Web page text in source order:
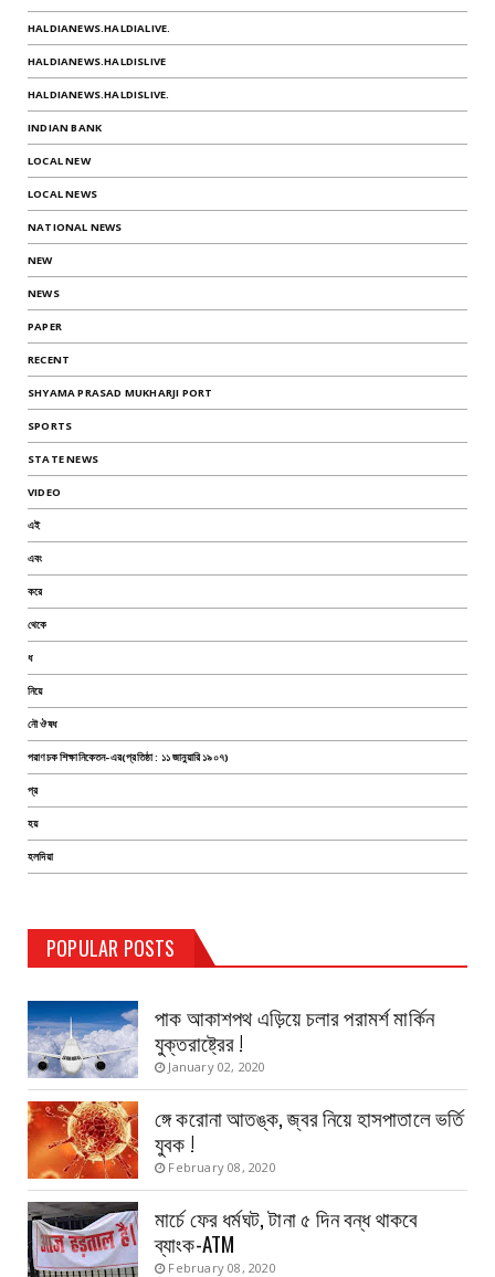
HALDIANEWS.HALDIALIVE.
HALDIANEWS.HALDISLIVE
HALDIANEWS.HALDISLIVE.
INDIAN BANK
LOCAL NEW
LOCAL NEWS
NATIONAL NEWS
NEW
NEWS
PAPER
RECENT
SHYAMA PRASAD MUKHARJI PORT
SPORTS
STATE NEWS
VIDEO
এই
এবং
করে
থেকে
ধ
নিয়ে
নৌ ঔষধ
পরাণচক শিক্ষানিকেতন-এর(প্রতিষ্ঠা : ১১ জানুয়ারি ১৯০৭)
প্র
হয়
হলদিয়া
POPULAR POSTS
TEST PAGE
Haldia Bandar August 14, 2019
পাক আকাশপথ এড়িয়ে চলার পরামর্শ মার্কিন
যুক্তরাষ্ট্রের !
January 02, 2020
ঙ্গে করোনা আতঙ্ক, জ্বর নিয়ে হাসপাতালে ভর্তি
যুবক !
February 08, 2020
মার্চে ফের ধর্মঘট, টানা ৫ দিন বন্ধ থাকবে
ব্যাংক-ATM
February 08, 2020